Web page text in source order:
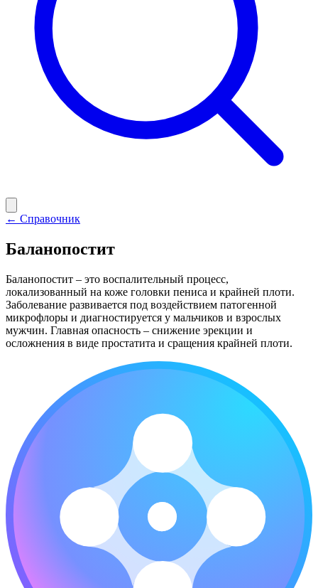
← Справочник
Баланопостит
Баланопостит – это воспалительный процесс,
локализованный на коже головки пениса и крайней плоти.
Заболевание развивается под воздействием патогенной
микрофлоры и диагностируется у мальчиков и взрослых
мужчин. Главная опасность – снижение эрекции и
осложнения в виде простатита и сращения крайней плоти.